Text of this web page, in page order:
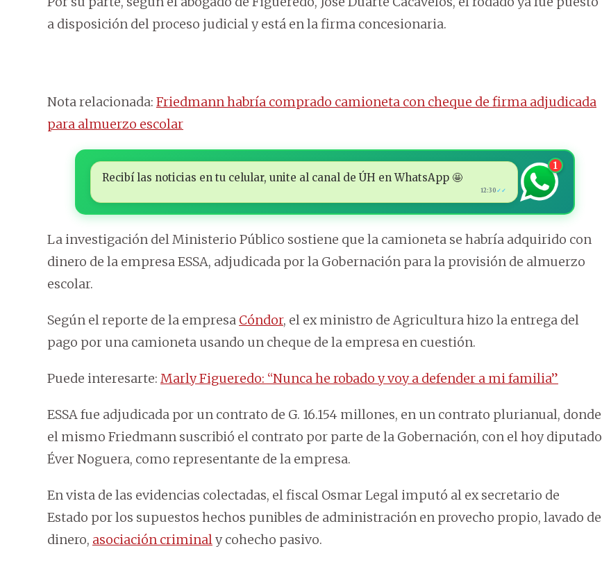
a disposición del proceso judicial y está en la firma concesionaria.
Nota relacionada: Friedmann habría comprado camioneta con cheque de firma adjudicada
para almuerzo escolar
Recibí las noticias en tu celular, unite al canal de ÚH en WhatsApp 🤩
12:30 ✓✓
1
La investigación del Ministerio Público sostiene que la camioneta se habría adquirido con
dinero de la empresa ESSA, adjudicada por la Gobernación para la provisión de almuerzo
escolar.
Según el reporte de la empresa Cóndor, el ex ministro de Agricultura hizo la entrega del
pago por una camioneta usando un cheque de la empresa en cuestión.
Puede interesarte: Marly Figueredo: “Nunca he robado y voy a defender a mi familia”
ESSA fue adjudicada por un contrato de G. 16.154 millones, en un contrato plurianual, donde
el mismo Friedmann suscribió el contrato por parte de la Gobernación, con el hoy diputado
Éver Noguera, como representante de la empresa.
En vista de las evidencias colectadas, el fiscal Osmar Legal imputó al ex secretario de
Estado por los supuestos hechos punibles de administración en provecho propio, lavado de
dinero, asociación criminaly cohecho pasivo.